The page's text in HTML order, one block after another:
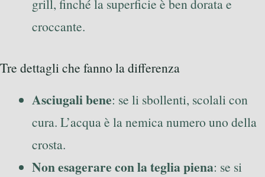
grill, finché la superficie è ben dorata e
croccante.
Tre dettagli che fanno la differenza
Asciugali bene: se li sbollenti, scolali con
cura. L’acqua è la nemica numero uno della
crosta.
Non esagerare con la teglia piena: se si